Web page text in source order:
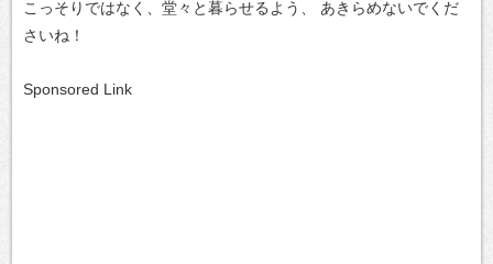
こっそりではなく、堂々と暮らせるよう、
あきらめないでくだ
さいね！
Sponsored Link